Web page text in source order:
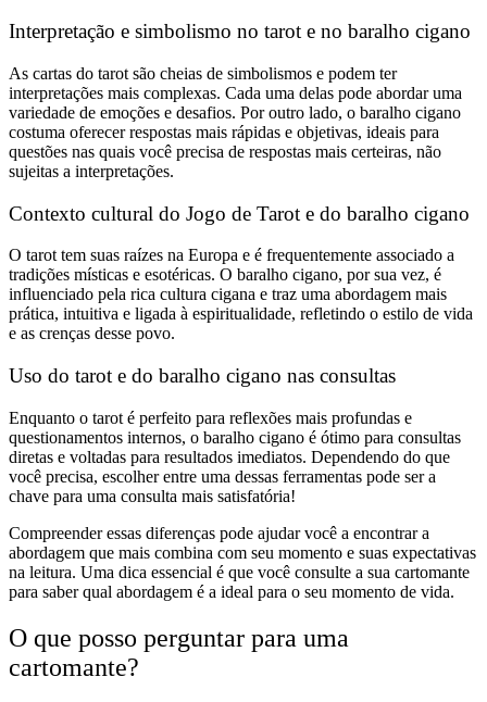
Interpretação e simbolismo no tarot e no baralho cigano
As cartas do tarot são cheias de simbolismos e podem ter
interpretações mais complexas. Cada uma delas pode abordar uma
variedade de emoções e desafios. Por outro lado, o baralho cigano
costuma oferecer respostas mais rápidas e objetivas, ideais para
questões nas quais você precisa de respostas mais certeiras, não
sujeitas a interpretações.
Contexto cultural do Jogo de Tarot e do baralho cigano
O tarot tem suas raízes na Europa e é frequentemente associado a
tradições místicas e esotéricas. O baralho cigano, por sua vez, é
influenciado pela rica cultura cigana e traz uma abordagem mais
prática, intuitiva e ligada à espiritualidade, refletindo o estilo de vida
e as crenças desse povo.
Uso do tarot e do baralho cigano nas consultas
Enquanto o tarot é perfeito para reflexões mais profundas e
questionamentos internos, o baralho cigano é ótimo para consultas
diretas e voltadas para resultados imediatos. Dependendo do que
você precisa, escolher entre uma dessas ferramentas pode ser a
chave para uma consulta mais satisfatória!
Compreender essas diferenças pode ajudar você a encontrar a
abordagem que mais combina com seu momento e suas expectativas
na leitura. Uma dica essencial é que você consulte a sua cartomante
para saber qual abordagem é a ideal para o seu momento de vida.
O que posso perguntar para uma
cartomante?